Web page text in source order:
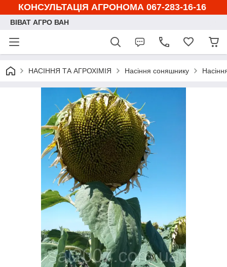
КОНСУЛЬТАЦІЯ АГРОНОМА 067-283-16-16
ВІВАТ АГРО ВАН
НАСІННЯ ТА АГРОХІМІЯ Насіння соняшнику